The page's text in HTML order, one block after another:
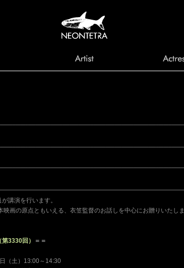
講演を行います。
画の原点ともいえる、衣笠監督のお話しを中心にお贈りいたしま
3330回） ＝＝
（土）13:00～14:30